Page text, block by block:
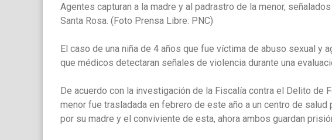
Agentes capturan a la madre y al padrastro de la menor,
Santa Rosa. (Foto Prensa Libre: PNC)
El caso de una niña de 4 años que fue víctima de abuso sexual y
que médicos detectaran señales de violencia durante una
De acuerdo con la investigación de la Fiscalía contra el Delito de
menor fue trasladada en febrero de este año a un centro de
por su madre y el conviviente de esta, ahora ambos guardan